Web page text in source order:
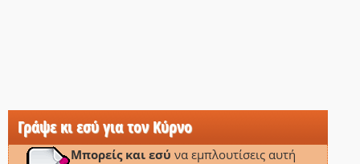
Γράψε κι εσύ για τον Κύρνο
Μπορείς και εσύ να εμπλουτίσεις αυτή